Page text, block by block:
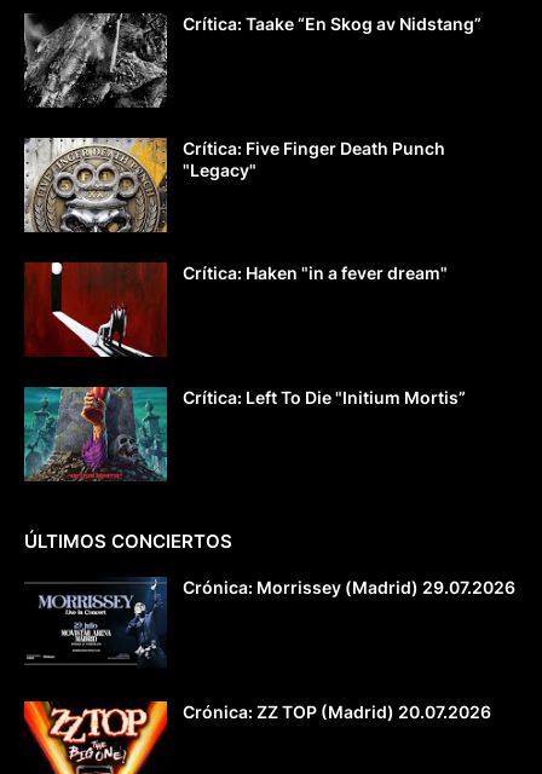
Crítica: Taake “En Skog av Nidstang”
Crítica: Five Finger Death Punch
"Legacy"
Crítica: Haken "in a fever dream"
Crítica: Left To Die "Initium Mortis”
ÚLTIMOS CONCIERTOS
Crónica: Morrissey (Madrid) 29.07.2026
Crónica: ZZ TOP (Madrid) 20.07.2026